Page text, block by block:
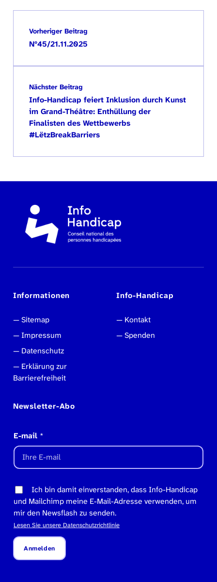
Beitragsnavigation
Vorheriger Beitrag
N°45/21.11.2025
Nächster Beitrag
Info-Handicap feiert Inklusion durch Kunst
im Grand-Théâtre: Enthüllung der
Finalisten des Wettbewerbs
#LëtzBreakBarriers
Informationen
Sitemap
Impressum
Datenschutz
Erklärung zur
Barrierefreiheit
Info-Handicap
Kontakt
Spenden
Newsletter-Abo
E-mail *
Ich bin damit einverstanden, dass Info-Handicap
und Mailchimp meine E-Mail-Adresse verwenden, um
mir den Newsflash zu senden.
Lesen Sie unsere Datenschutzrichtlinie
Anmelden